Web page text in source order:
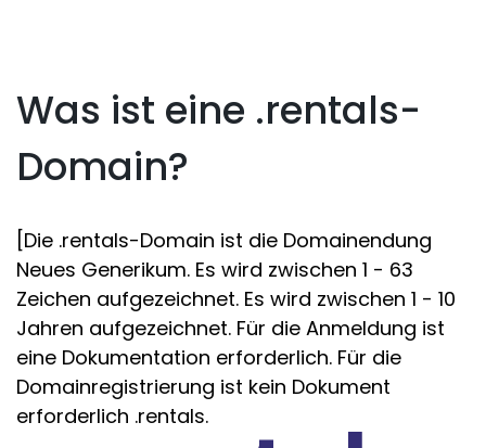
Was ist eine .rentals-
Domain?
[Die .rentals-Domain ist die Domainendung
Neues Generikum. Es wird zwischen 1 - 63
Zeichen aufgezeichnet. Es wird zwischen 1 - 10
Jahren aufgezeichnet. Für die Anmeldung ist
eine Dokumentation erforderlich. Für die
Domainregistrierung ist kein Dokument
erforderlich .rentals.